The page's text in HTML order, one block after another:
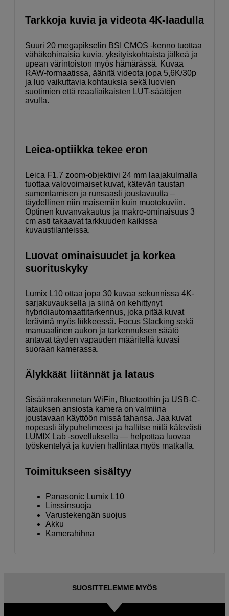
Tarkkoja kuvia ja videota 4K-laadulla
Suuri 20 megapikselin BSI CMOS -kenno tuottaa
vähäkohinaisia kuvia, yksityiskohtaista jälkeä ja
upean värintoiston myös hämärässä. Kuvaa
RAW-formaatissa, äänitä videota jopa 5,6K/30p
ja luo vaikuttavia kohtauksia sekä luovien
suotimien että reaaliaikaisten LUT-säätöjen
avulla.
Leica-optiikka tekee eron
Leica F1.7 zoom-objektiivi 24 mm laajakulmalla
tuottaa valovoimaiset kuvat, kätevän taustan
sumentamisen ja runsaasti joustavuutta –
täydellinen niin maisemiin kuin muotokuviin.
Optinen kuvanvakautus ja makro-ominaisuus 3
cm asti takaavat tarkkuuden kaikissa
kuvaustilanteissa.
Luovat ominaisuudet ja korkea
suorituskyky
Lumix L10 ottaa jopa 30 kuvaa sekunnissa 4K-
sarjakuvauksella ja siinä on kehittynyt
hybridiautomaattitarkennus, joka pitää kuvat
terävinä myös liikkeessä. Focus Stacking sekä
manuaalinen aukon ja tarkennuksen säätö
antavat täyden vapauden määritellä kuvasi
suoraan kamerassa.
Älykkäät liitännät ja lataus
Sisäänrakennetun WiFin, Bluetoothin ja USB-C-
latauksen ansiosta kamera on valmiina
joustavaan käyttöön missä tahansa. Jaa kuvat
nopeasti älypuhelimeesi ja hallitse niitä kätevästi
LUMIX Lab -sovelluksella — helpottaa luovaa
työskentelyä ja kuvien hallintaa myös matkalla.
Toimitukseen sisältyy
Panasonic Lumix L10
Linssinsuoja
Varustekengän suojus
Akku
Kamerahihna
SUOSITTELEMME MYÖS